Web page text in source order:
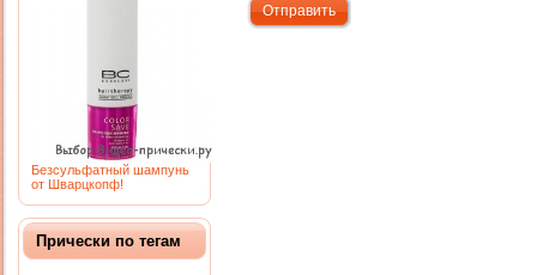
Безсульфатный шампунь
от Шварцкопф!
Прически по тегам